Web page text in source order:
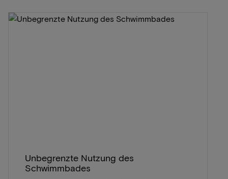
Unbegrenzte Nutzung des
Schwimmbades